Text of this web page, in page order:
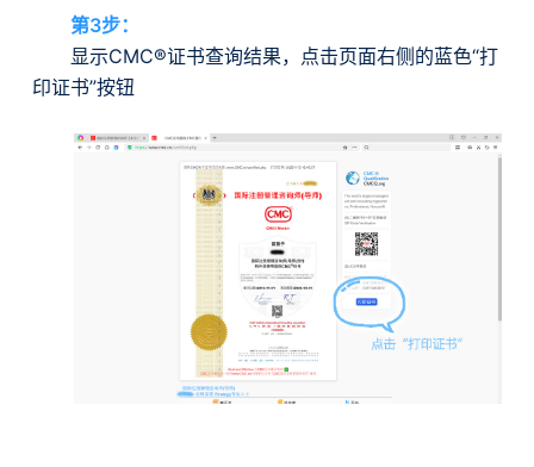
第3步：
显示CMC®证书查询结果，点击页面右侧的蓝色“打
印证书”按钮